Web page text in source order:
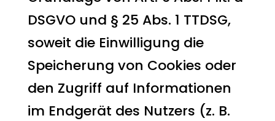
DSGVO und § 25 Abs. 1 TTDSG,
soweit die Einwilligung die
Speicherung von Cookies oder
den Zugriff auf Informationen
im Endgerät des Nutzers (z. B.